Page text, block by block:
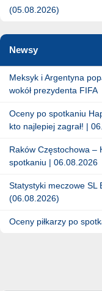
(05.08.2026)
Newsy
Meksyk i Argentyna
wokół prezydenta FIFA
Oceny po spotkaniu
kto najlepiej zagrał! |
Raków Częstochowa –
spotkaniu | 06.08.2026
Statystyki meczowe SL
(06.08.2026)
Oceny piłkarzy po